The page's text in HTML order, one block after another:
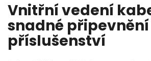
Vnitřní vedení
snadné připevnění
příslušenství